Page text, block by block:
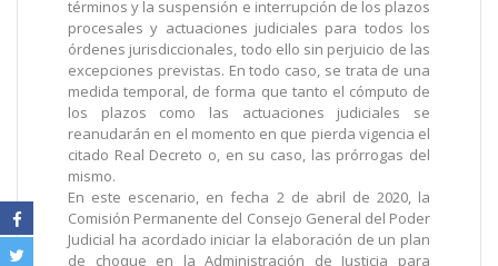
términos y la suspensión e interrupción de los plazos
procesales y actuaciones judiciales para todos los
órdenes jurisdiccionales, todo ello sin perjuicio de las
excepciones previstas. En todo caso, se trata de una
medida temporal, de forma que tanto el cómputo de
los plazos como las actuaciones judiciales se
reanudarán en el momento en que pierda vigencia el
citado Real Decreto o, en su caso, las prórrogas del
mismo.
En este escenario, en fecha 2 de abril de 2020, la
Comisión Permanente del Consejo General del Poder
Judicial ha acordado iniciar la elaboración de un plan
de choque en la Administración de Justicia para